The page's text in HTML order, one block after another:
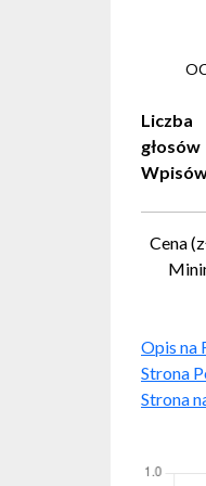
Liczba
głosów
Cena
Opis na
Strona
Strona